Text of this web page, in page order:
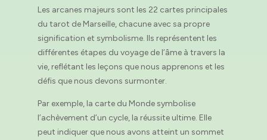
Les arcanes majeurs sont les 22 cartes principales
du tarot de Marseille, chacune avec sa propre
signification et symbolisme. Ils représentent les
différentes étapes du voyage de l’âme à travers la
vie, reflétant les leçons que nous apprenons et les
défis que nous devons surmonter.
Par exemple, la carte du Monde symbolise
l’achèvement d’un cycle, la réussite ultime. Elle
peut indiquer que nous avons atteint un sommet